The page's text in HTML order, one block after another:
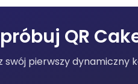
QR
swój pierwszy dynamiczny